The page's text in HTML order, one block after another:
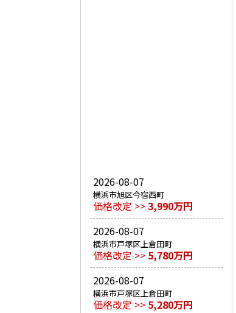
2026-08-07
横浜市旭区今宿西町
価格改定 >>3,990万円
2026-08-07
横浜市戸塚区上倉田町
価格改定 >> 5,780万円
2026-08-07
横浜市戸塚区上倉田町
価格改定 >> 5,280万円